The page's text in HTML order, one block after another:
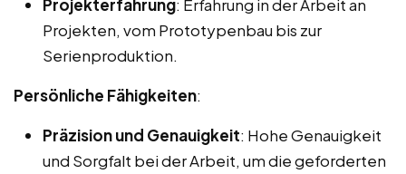
Projekterfahrung: Erfahrung in der Arbeit an
Projekten, vom Prototypenbau bis zur
Serienproduktion.
Persönliche Fähigkeiten:
Präzision und Genauigkeit: Hohe Genauigkeit
und Sorgfalt bei der Arbeit, um die geforderten